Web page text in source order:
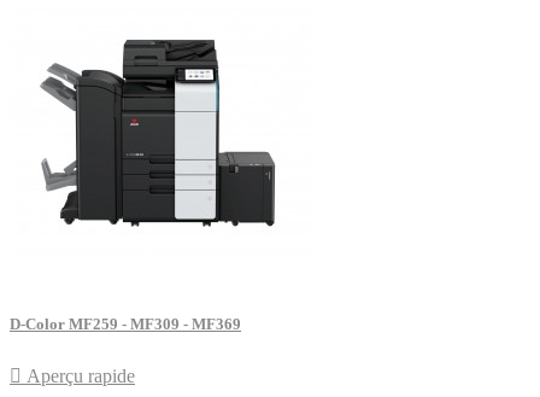
D-Color MF259 - MF309 - MF369
 Aperçu rapide